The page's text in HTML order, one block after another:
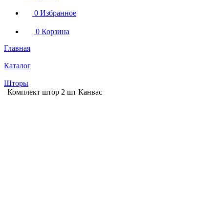
0 Избранное
0 Корзина
Главная
Каталог
Шторы
Комплект штор 2 шт Канвас